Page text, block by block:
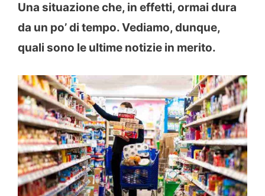
Una situazione che, in effetti, ormai dura
da un po’ di tempo. Vediamo, dunque,
quali sono le ultime notizie in merito.